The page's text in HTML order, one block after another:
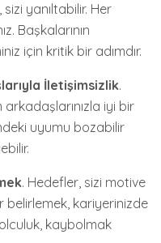
yanıltabilir. Her
Başkalarının
için kritik bir adımdır.
İletişimsizlik.
arkadaşlarınızla iyi bir
uyumu bozabilir
. Hedefler, sizi motive
belirlemek, kariyerinizde
kaybolmak